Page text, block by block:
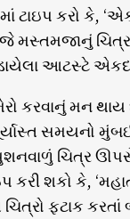
કરો કે,
મસ્તમજાનું
આટસ્ટે
કરવાનું મન
સમયનો
ચિત્ર ઊપસે
શકો કે,
ફટાક